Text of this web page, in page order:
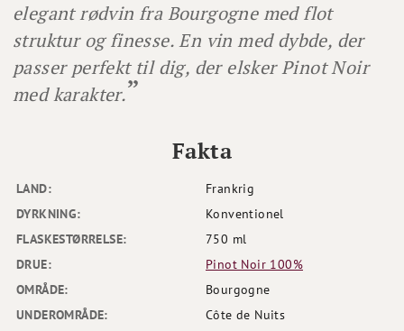
elegant rødvin fra Bourgogne med flot
struktur og finesse. En vin med dybde, der
passer perfekt til dig, der elsker Pinot Noir
med karakter.
LAND:
Frankrig
DYRKNING:
Konventionel
FLASKESTØRRELSE:
750 ml
DRUE:
Pinot Noir 100%
OMRÅDE:
Bourgogne
UNDEROMRÅDE:
Côte de Nuits
Fakta